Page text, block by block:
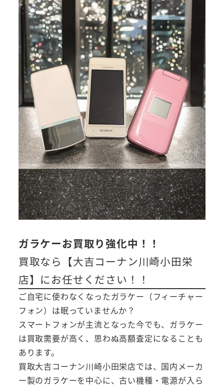
ガラケーお買取り強化中！！
買取なら【大吉コーナン川崎小田栄
店】にお任せください！！
ご自宅に使わなくなったガラケー（フィーチャー
フォン）は眠っていませんか？
スマートフォンが主流となった今でも、ガラケー
は買取需要が高く、思わぬ高額査定になることも
あります。
買取大吉コーナン川崎小田栄店では、国内メーカ
ー製のガラケーを中心に、古い機種・電源が入ら